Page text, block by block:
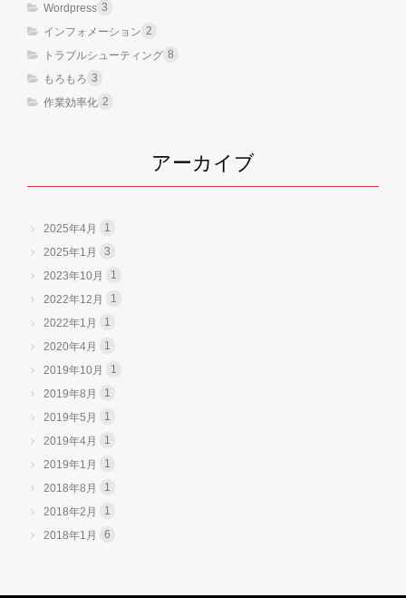
Wordpress 3
インフォメーション 2
トラブルシューティング 8
もろもろ 3
作業効率化 2
アーカイブ
2025年4月
1
2025年1月
3
2023年10月
1
2022年12月
1
2022年1月
1
2020年4月
1
2019年10月
1
2019年8月
1
2019年5月
1
2019年4月
1
2019年1月
1
2018年8月
1
2018年2月
1
2018年1月
6